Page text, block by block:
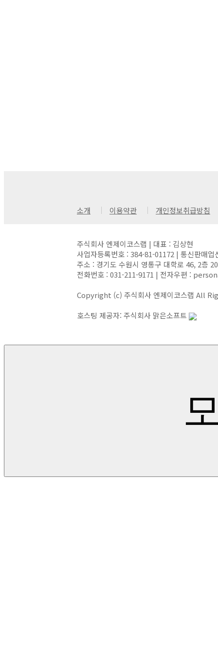
소개 이용약관 개인정보취급방침
주식회사 엔제이코스랩 | 대표 : 김상현
사업자등록번호 : 384-81-01172 | 통신판매
주소 : 경기도 수원시 영통구 대학로 46, 2층
전화번호 : 031-211-9171 | 전자우편 :
Copyright (c) 주식회사 엔제이코스랩 All
호스팅 제공자: 주식회사 맑은소프트